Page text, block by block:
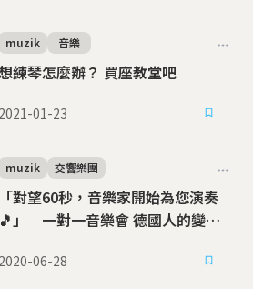
練琴怎麼辦？ 買座教堂吧
muzik 音樂
2021-01-23
「對望60秒，音樂家開始為您演奏
🎵」｜一對一音樂會 德國人的變通
muzik 交響樂團
2020-06-28